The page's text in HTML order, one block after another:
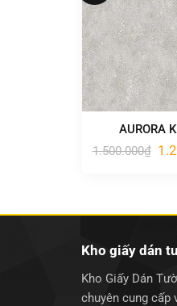
AURORA
1.500.000₫ Giá
Kho giấy dán
Kho Giấy Dán
chuyên cung cấp